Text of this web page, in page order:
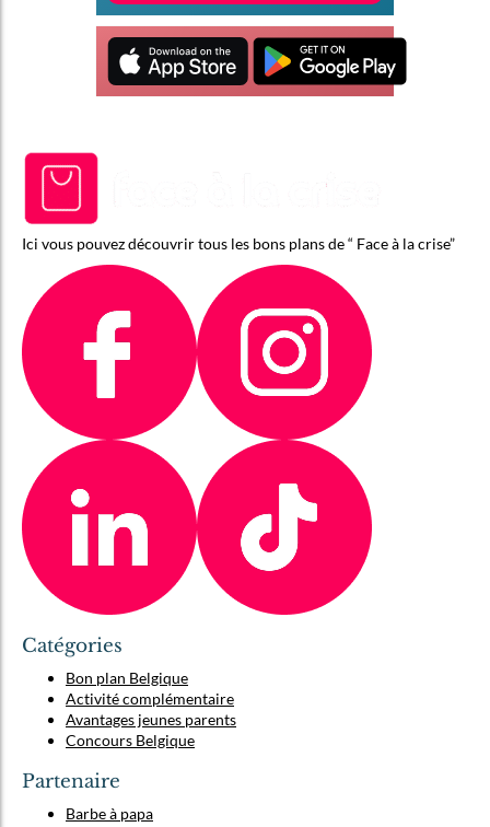
Ici vous pouvez découvrir tous les bons plans de “ Face à la crise”
Catégories
Bon plan Belgique
Activité complémentaire
Avantages jeunes parents
Concours Belgique
Partenaire
Barbe à papa